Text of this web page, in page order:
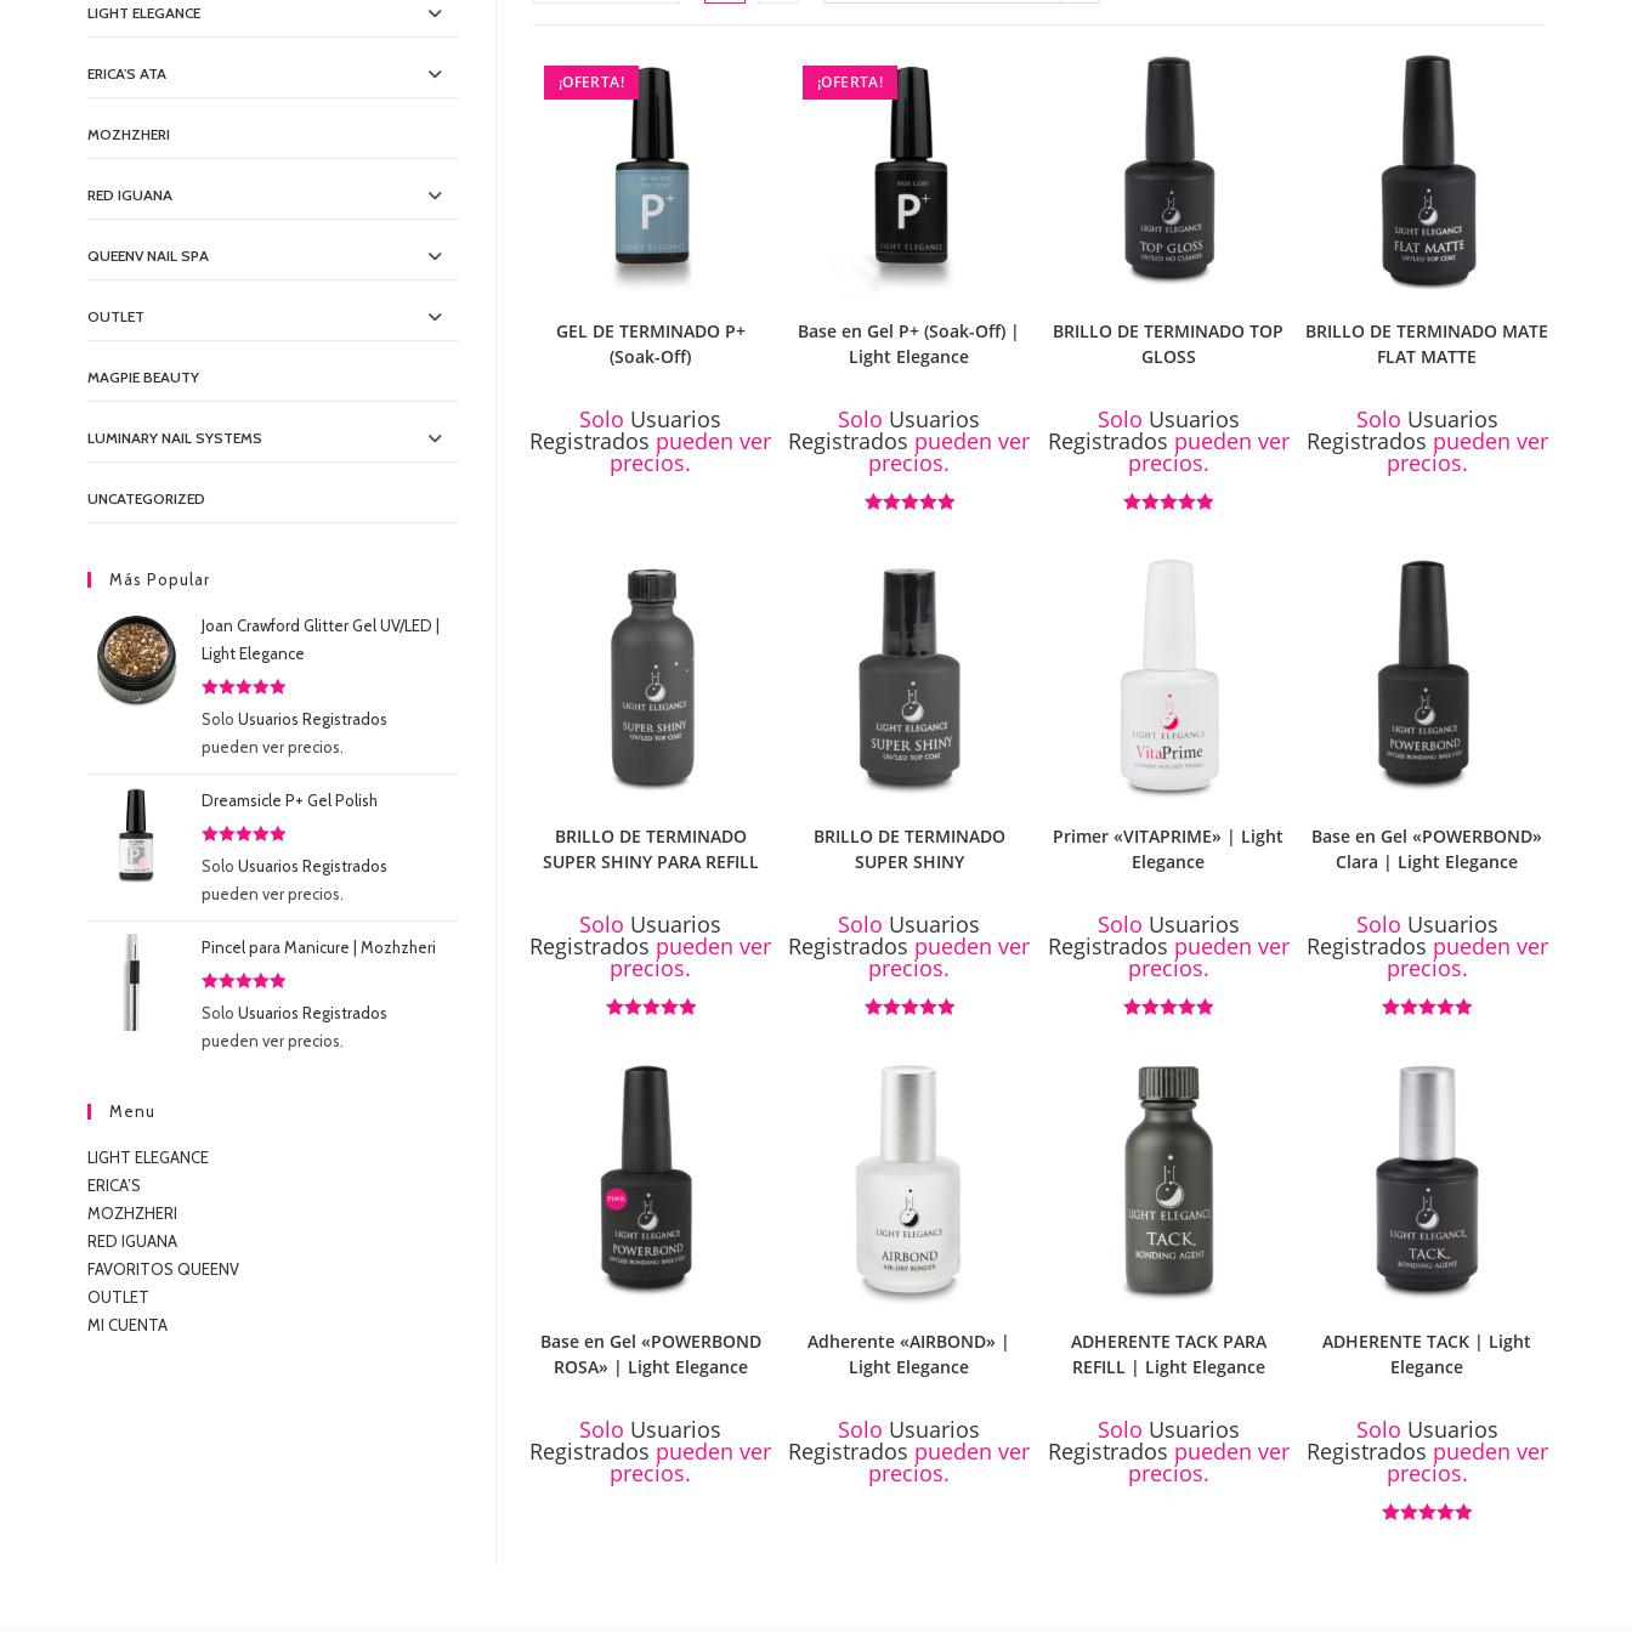
LA
¡OFERTA!
GEL DE TERMINADO P+
(Soak-Off)
Solo Usuarios
Registrados pueden ver
precios.
¡OFERTA!
Base en Gel P+ (Soak-Off) |
Light Elegance
Solo Usuarios
Registrados pueden ver
precios.
BRILLO DE TERMINADO TOP
GLOSS
Solo Usuarios
Registrados pueden ver
precios.
BRILLO DE TERMINADO MATE
FLAT MATTE
Solo Usuarios
Registrados pueden ver
precios.
BRILLO DE TERMINADO
SUPER SHINY PARA REFILL
Solo Usuarios
Registrados pueden ver
precios.
BRILLO DE TERMINADO
SUPER SHINY
Solo Usuarios
Registrados pueden ver
precios.
Primer «VITAPRIME» | Light
Elegance
Solo Usuarios
Registrados pueden ver
precios.
Base en Gel «POWERBOND»
Clara | Light Elegance
Solo Usuarios
Registrados pueden ver
precios.
Base en Gel «POWERBOND
ROSA» | Light Elegance
Solo Usuarios
Registrados pueden ver
precios.
Adherente «AIRBOND» |
Light Elegance
Solo Usuarios
Registrados pueden ver
precios.
ADHERENTE TACK PARA
REFILL | Light Elegance
Solo Usuarios
Registrados pueden ver
precios.
ADHERENTE TACK | Light
Elegance
Solo Usuarios
Registrados pueden ver
precios.
LIGHT ELEGANCE
ERICA'S ATA
MOZHZHERI
RED IGUANA
QUEENV NAIL SPA
OUTLET
MAGPIE BEAUTY
LUMINARY NAIL SYSTEMS
UNCATEGORIZED
Más Popular
Joan Crawford Glitter Gel UV/LED |
Light Elegance
Valorado
5.00
5
Solo Usuarios Registrados
pueden ver precios.
Dreamsicle P+ Gel Polish
Valorado
5.00
5
Solo Usuarios Registrados
pueden ver precios.
Pincel para Manicure | Mozhzheri
Valorado
5.00
5
Solo Usuarios Registrados
pueden ver precios.
Menu
LIGHT ELEGANCE
ERICA’S
MOZHZHERI
RED IGUANA
FAVORITOS QUEENV
OUTLET
MI CUENTA